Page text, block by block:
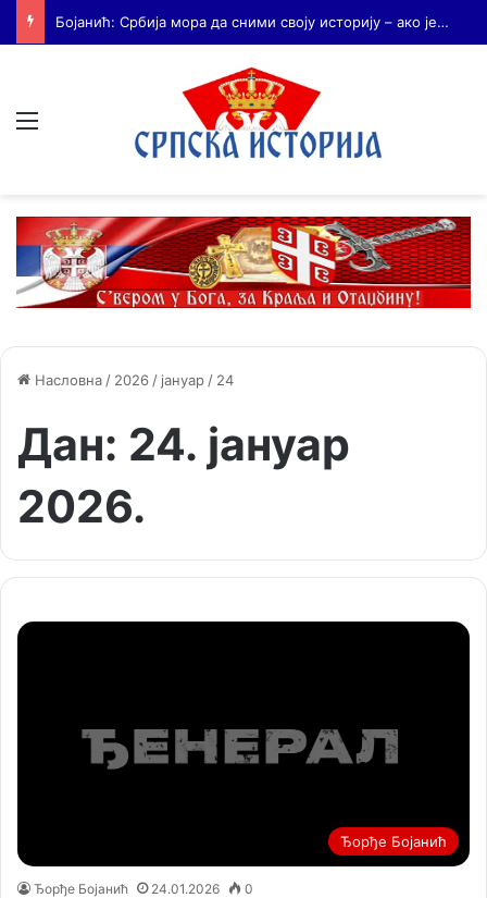
Бојанић: Када се гради – некоме смета. Када се не гради – сви се жале
Насловна / 2026 / јануар / 24
Дан: 24. јануар
2026.
Ђорђе Бојанић
Ђорђе Бојанић 24.01.2026 0